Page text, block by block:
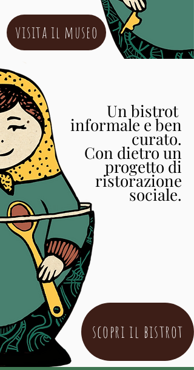
visita il museo
Un bistrot
informale e ben
curato.
Con dietro un
progetto di
ristorazione
sociale.
scopri il bistrot